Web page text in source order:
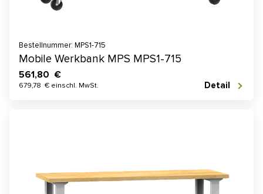
Bestellnummer: MPS1-715
Mobile Werkbank MPS MPS1-715
561,80 €
679,78 € einschl. MwSt. Detail